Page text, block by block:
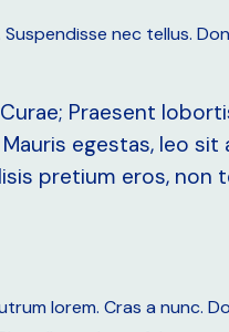
nec tellus.
Praesent
egestas, leo
pretium eros, non
lorem. Cras a nunc.